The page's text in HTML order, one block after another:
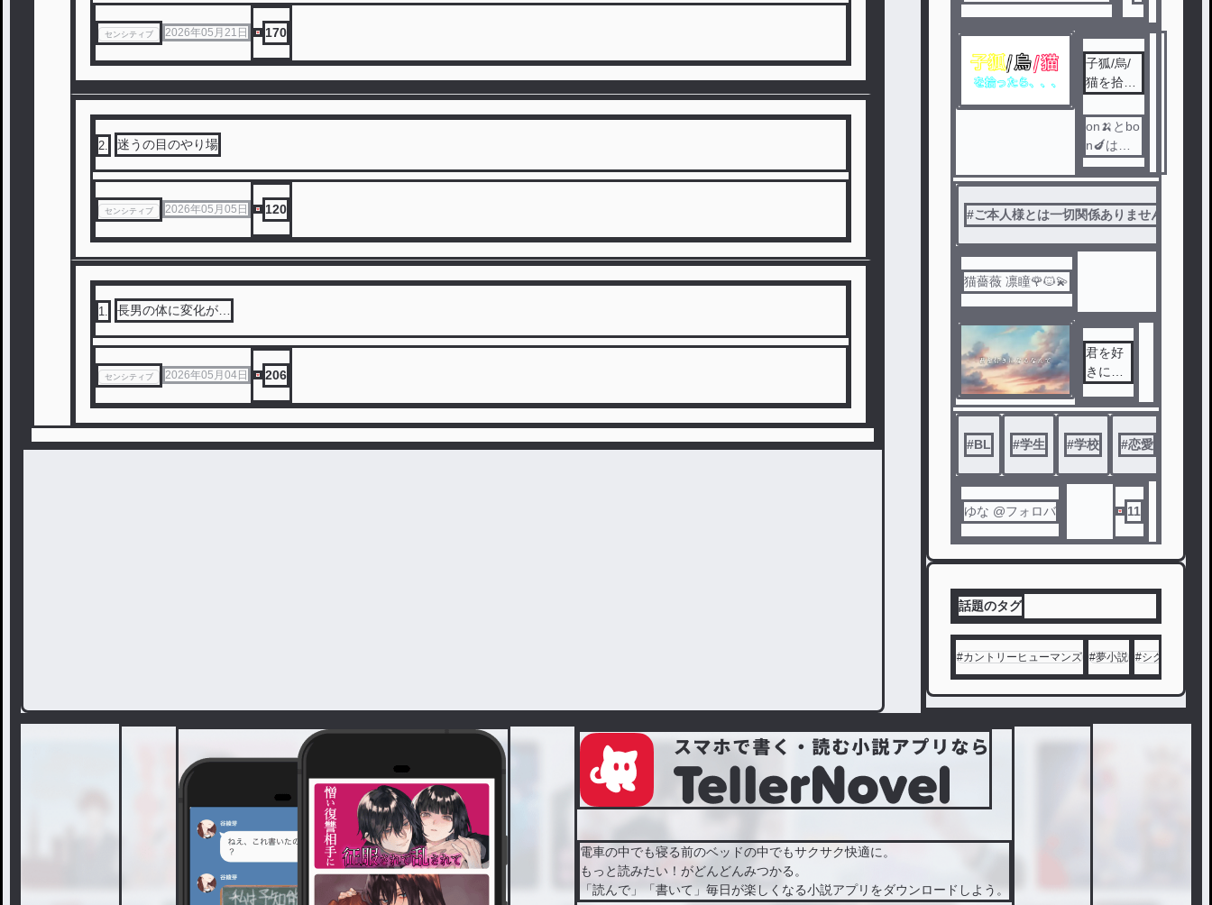
センシティブ 2026年05月21日 170
2 迷うの目のやり場
センシティブ 2026年05月05日 120
1 長男の体に変化が…
センシティブ 2026年05月04日 206
子狐/烏/
猫を拾っ
on🍌とbo
n🍆は狐
烏猫神社
に声の主
達を___
と____、
ル社
と純粋ち
ゃんは回
見た人は
タップで
らして行
ってくれ
たら嬉し
い"(∩>ω<
∩)"
#ご本人様とは一切関係ありません
猫薔薇 凛瞳🌹🐱💫
君を好
きにな
て
#BL #学生 #学校 #恋愛
ゆな @フォロバ 11
話題のタグ
#カントリーヒューマンズ #夢小説 #シクフォニ
電車の中でも寝る前のベッドの中でもサクサク快適に。
もっと読みたい！がどんどんみつかる。
「読んで」「書いて」毎日が楽しくなる小説アプリをダウンロードしよう。